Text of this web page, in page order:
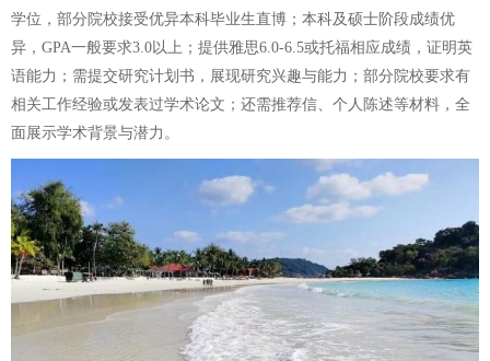
学位，部分院校接受优异本科毕业生直博；本科及硕士阶段成绩优
异，GPA一般要求3.0以上；提供雅思6.0-6.5或托福相应成绩，证明英
语能力；需提交研究计划书，展现研究兴趣与能力；部分院校要求有
相关工作经验或发表过学术论文；还需推荐信、个人陈述等材料，全
面展示学术背景与潜力。